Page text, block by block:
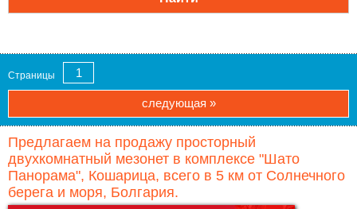
Страницы 1
следующая »
Предлагаем на продажу просторный
двухкомнатный мезонет в комплексе "Шато
Панорама", Кошарица, всего в 5 км от Солнечного
берега и моря, Болгария.